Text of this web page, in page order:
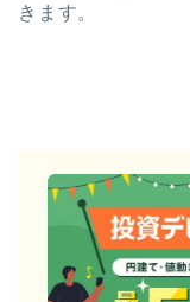
きます。